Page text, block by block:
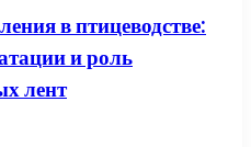
в птицеводстве:
и роль
лент